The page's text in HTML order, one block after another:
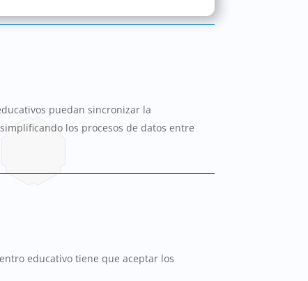
puedan sincronizar la
los procesos de datos entre
educativo tiene que aceptar los